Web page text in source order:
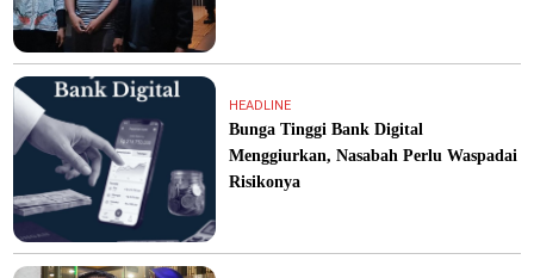
HEADLINE
Bunga Tinggi Bank Digital
Menggiurkan, Nasabah Perlu Waspadai
Risikonya